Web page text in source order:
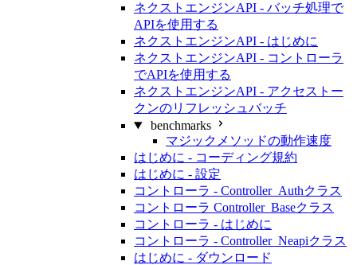
ネクストエンジンAPI - バッチ処理で
APIを使用する
ネクストエンジンAPI - はじめに
ネクストエンジンAPI - コントローラ
でAPIを使用する
ネクストエンジンAPI - アクセストー
クンのリフレッシュバッチ
benchmarks
マジックメソッドの動作速度
はじめに - コーディング規約
はじめに - 設定
コントローラ - Controller_Authクラス
コントローラ Controller_Baseクラス
コントローラ - はじめに
コントローラ - Controller_Neapiクラス
はじめに - ダウンロード